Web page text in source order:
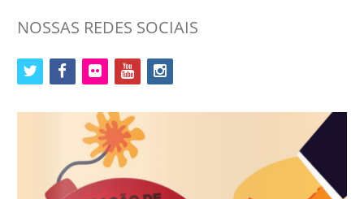
NOSSAS REDES SOCIAIS
twitter facebookflickr youtubeinstagram